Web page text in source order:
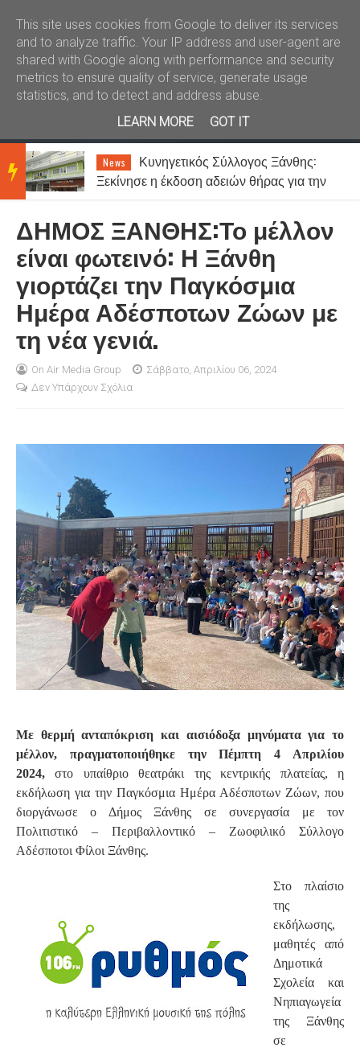
Καλώς ήλθατε Kral News
BRE
AKIN
NEW
News
Κυνηγετικός Σύλλογος Ξάνθης:
Ξεκίνησε η έκδοση αδειών θήρας για την
ΔΗΜΟΣ ΞΑΝΘΗΣ:Το μέλλον
είναι φωτεινό: Η Ξάνθη
γιορτάζει την Παγκόσμια
Ημέρα Αδέσποτων Ζώων με
τη νέα γενιά.
On Air Media Group
Σάββατο, Απριλίου 06, 2024
Δεν Υπάρχουν Σχόλια
Με θερμή ανταπόκριση και αισιόδοξα μηνύματα για το
μέλλον, πραγματοποιήθηκε την Πέμπτη 4 Απριλίου
2024, στο υπαίθριο θεατράκι της κεντρικής πλατείας, η
εκδήλωση για την Παγκόσμια Ημέρα Αδέσποτων Ζώων, που
διοργάνωσε ο Δήμος Ξάνθης σε συνεργασία με τον
Πολιτιστικό – Περιβαλλοντικό – Ζωοφιλικό Σύλλογο
Αδέσποτοι Φίλοι Ξάνθης.
Στο πλαίσιο
της
εκδήλωσης,
μαθητές από
Δημοτικά
Σχολεία και
Νηπιαγωγεία
της Ξάνθης
σε
This site uses cookies from Google to deliver its services
and to analyze traffic. Your IP address and user-agent are
shared with Google along with performance and security
metrics to ensure quality of service, generate usage
statistics, and to detect and address abuse.
LEARN MORE
GOT IT